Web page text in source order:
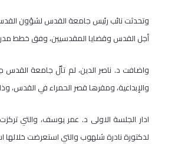
وتحدثت نائب رئيس جامعة القدس لشؤون
أجل القدس وقضايا المقدسيين، وفق خطط
واضافت د. ناصر الدين، لم تألُ جامعة القدس
والإبداعية، ومقرها قصر الحمراء في القدس،
ادار الجلسة الاولى د. عمر يوسف، والتي
لدكتورة نادرة شلهوب والتي استعرضت